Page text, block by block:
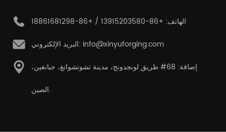
الهاتف: +86-13915203580 / +86-18861681298
البريد الإلكتروني: info@xinyuforging.com
إضافة: 68# طريق لونجدونج، مدينة تشوتشوانغ، جيانغين،
الصين.